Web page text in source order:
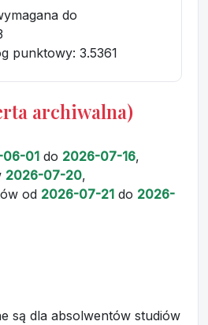
do
punktowy: 3.5361
archiwalna)
01 do 2026-07-16,
2026-07-20,
od 2026-07-21 do 2026-
są dla absolwentów studiów